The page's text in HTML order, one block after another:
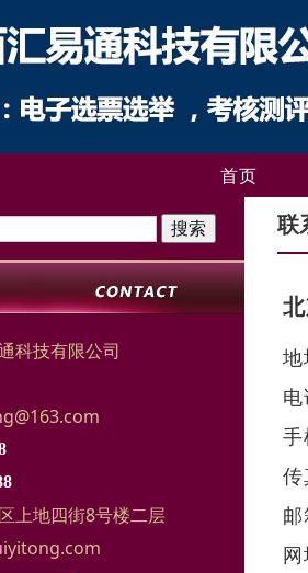
首页
科技有限公司
上地四街8号楼二层
联